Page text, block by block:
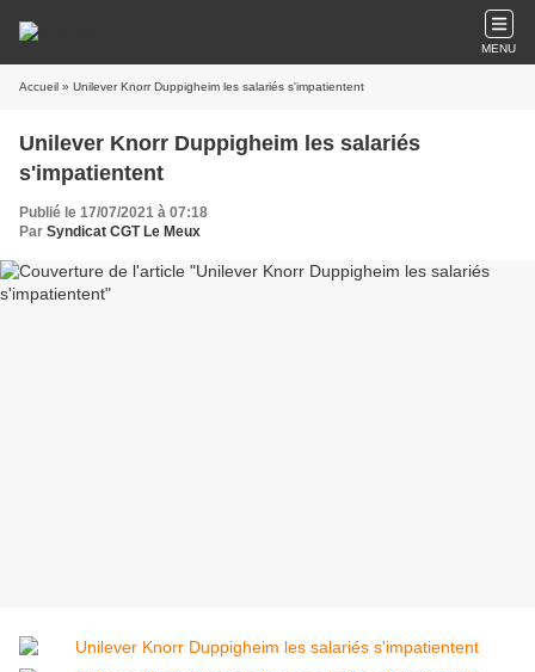
MENU
Accueil » Unilever Knorr Duppigheim les salariés s'impatientent
Unilever Knorr Duppigheim les salariés
s'impatientent
Publié le 17/07/2021 à 07:18
Par Syndicat CGT Le Meux